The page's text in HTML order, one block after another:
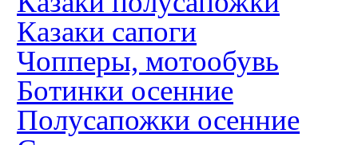
Казаки сапоги
Чопперы, мотообувь
Ботинки осенние
Полусапожки осенние